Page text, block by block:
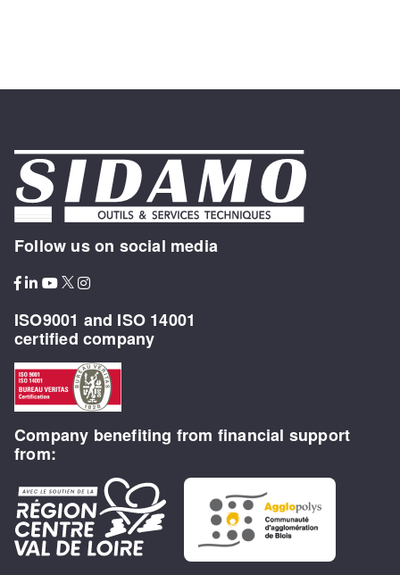
Follow us on social media
ISO9001 and ISO 14001
certified company
Company benefiting from financial support
from: